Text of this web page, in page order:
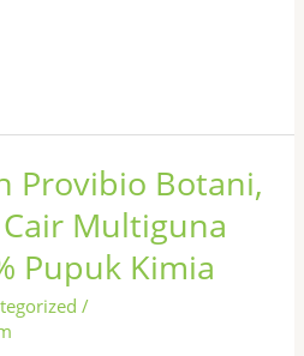
Provibio Botani,
Multiguna
Pupuk Kimia
/